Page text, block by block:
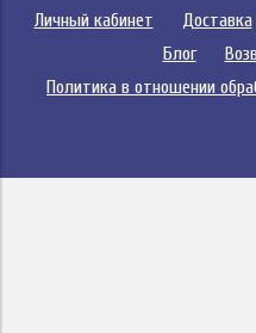
Личный кабинет Доставка
Блог
Политика в отношении